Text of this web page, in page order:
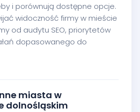
i porównują dostępne opcje.
widoczność firmy w mieście
od audytu SEO, priorytetów
dopasowanego do
miasta w
dolnośląskim